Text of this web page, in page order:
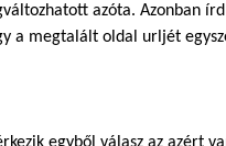
azóta. Azonban
a megtalált oldal urljét